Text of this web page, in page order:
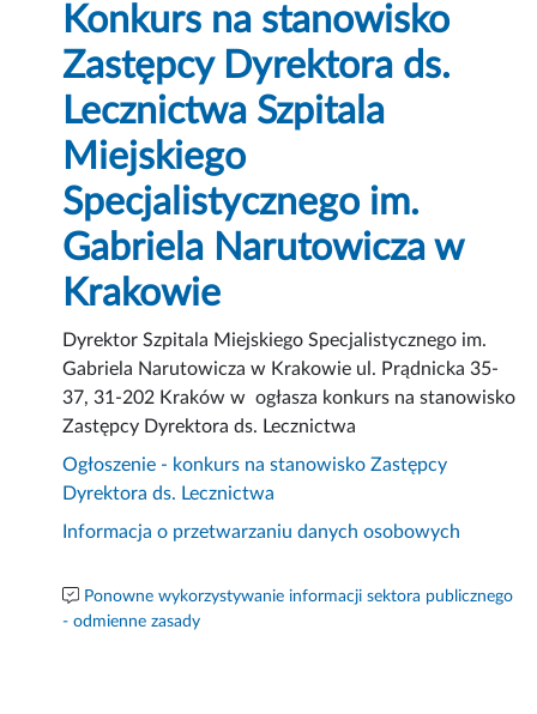
Konkurs na stanowisko
Zastępcy Dyrektora ds.
Lecznictwa Szpitala
Miejskiego
Specjalistycznego im.
Gabriela Narutowicza w
Krakowie
Dyrektor Szpitala Miejskiego Specjalistycznego im.
Gabriela Narutowicza w Krakowie ul. Prądnicka 35-
37, 31-202 Kraków w ogłasza konkurs na stanowisko
Zastępcy Dyrektora ds. Lecznictwa
Ogłoszenie - konkurs na stanowisko Zastępcy
Dyrektora ds. Lecznictwa
Informacja o przetwarzaniu danych osobowych
Ponowne wykorzystywanie informacji sektora publicznego
- odmienne zasady